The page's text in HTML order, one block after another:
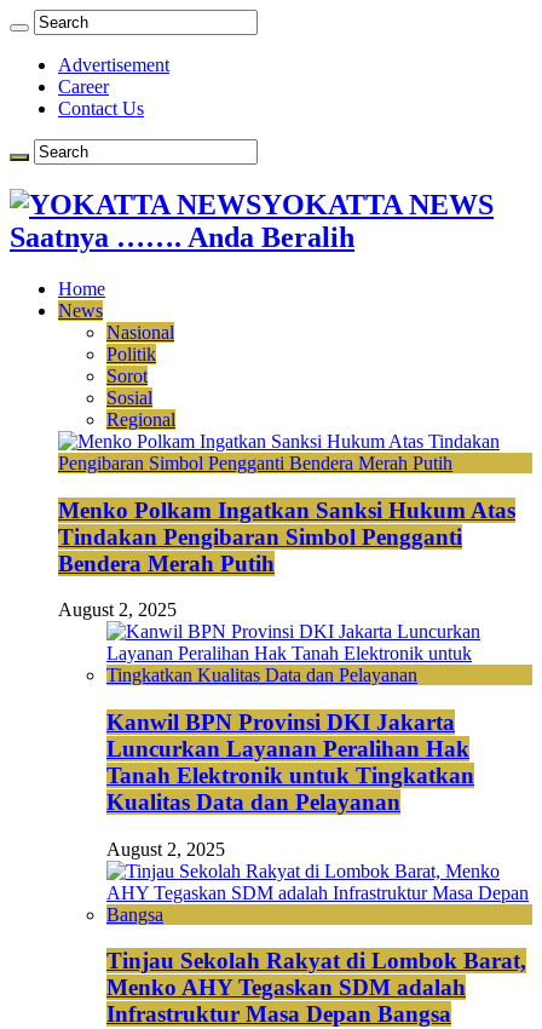
Advertisement
Career
Contact Us
YOKATTA NEWS
Saatnya ……. Anda Beralih
Home
News
Nasional
Politik
Sorot
Sosial
Regional
Menko Polkam Ingatkan Sanksi Hukum Atas
Tindakan Pengibaran Simbol Pengganti
Bendera Merah Putih
August 2, 2025
Kanwil BPN Provinsi DKI Jakarta
Luncurkan Layanan Peralihan Hak
Tanah Elektronik untuk Tingkatkan
Kualitas Data dan Pelayanan
August 2, 2025
Tinjau Sekolah Rakyat di Lombok Barat,
Menko AHY Tegaskan SDM adalah
Infrastruktur Masa Depan Bangsa